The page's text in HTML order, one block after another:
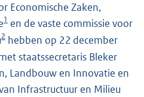
Economische Zaken,
1 en de vaste commissie voor
2 hebben op 22 december
staatssecretaris Bleker
Landbouw en Innovatie en
Infrastructuur en Milieu